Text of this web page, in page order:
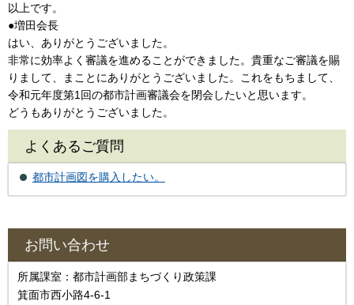
以上です。
●増田会長
はい、ありがとうございました。
非常に効率よく審議を進めることができました。貴重なご審議を賜
りまして、まことにありがとうございました。これをもちまして、
令和元年度第1回の都市計画審議会を閉会したいと思います。
どうもありがとうございました。
よくあるご質問
都市計画図を購入したい。
お問い合わせ
所属課室：都市計画部まちづくり政策課
箕面市西小路4‐6‐1